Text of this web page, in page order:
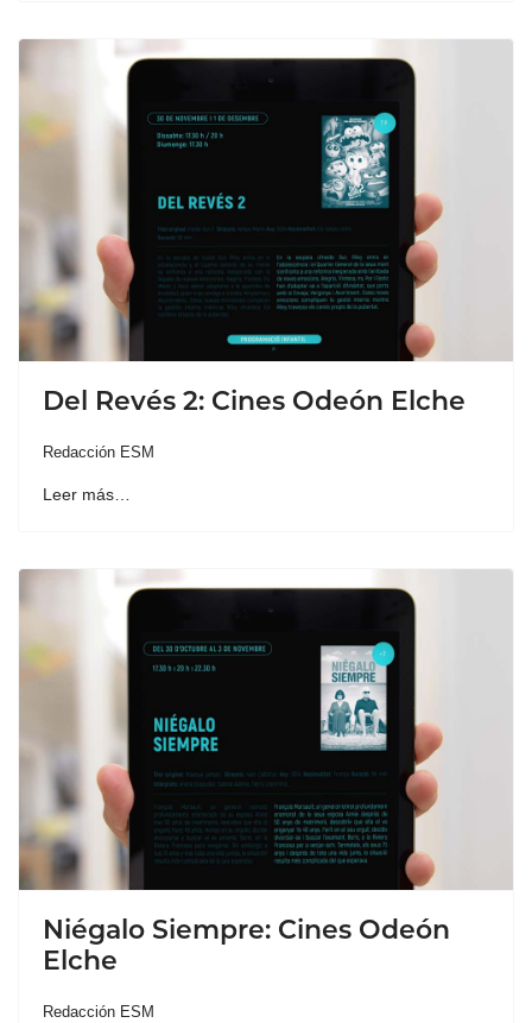
Del Revés 2: Cines Odeón Elche
Redacción ESM
Leer más…
Niégalo Siempre: Cines Odeón
Elche
Redacción ESM